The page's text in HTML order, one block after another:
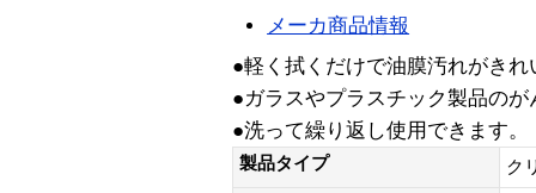
メーカ商品情報
●軽く拭くだけで油膜汚れがきれ
●ガラスやプラスチック製品の
●洗って繰り返し使用できます。
製品タイプ
ク